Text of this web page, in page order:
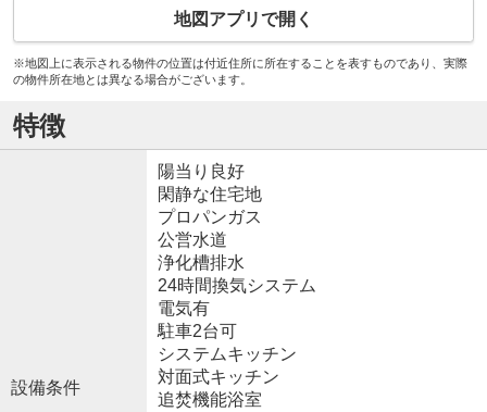
地図アプリで開く
※地図上に表示される物件の位置は付近住所に所在することを表すものであり、実際
の物件所在地とは異なる場合がございます。
特徴
設備条件
陽当り良好
閑静な住宅地
プロパンガス
公営水道
浄化槽排水
24時間換気システム
電気有
駐車2台可
システムキッチン
対面式キッチン
追焚機能浴室